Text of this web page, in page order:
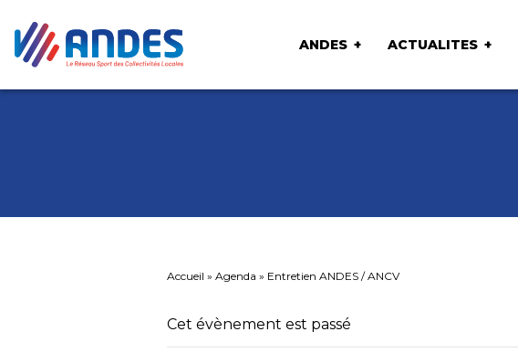
ANDES ACTUALITES
Accueil » Agenda » Entretien ANDES / ANCV
Cet évènement est passé